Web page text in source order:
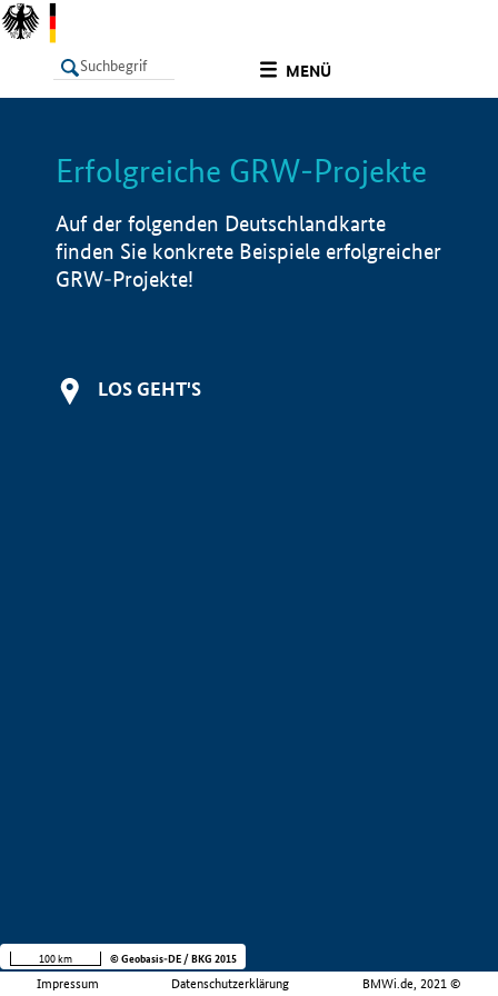
MENÜ
LISTE Info
Erfolgreiche GRW-Projekte
Auf der folgenden Deutschlandkarte
finden Sie konkrete Beispiele erfolgreicher
GRW-Projekte!
LOS GEHT'S
Impressum Datenschutzerklärung BMWi.de, 2021 ©
100 km © Geobasis-DE / BKG 2015